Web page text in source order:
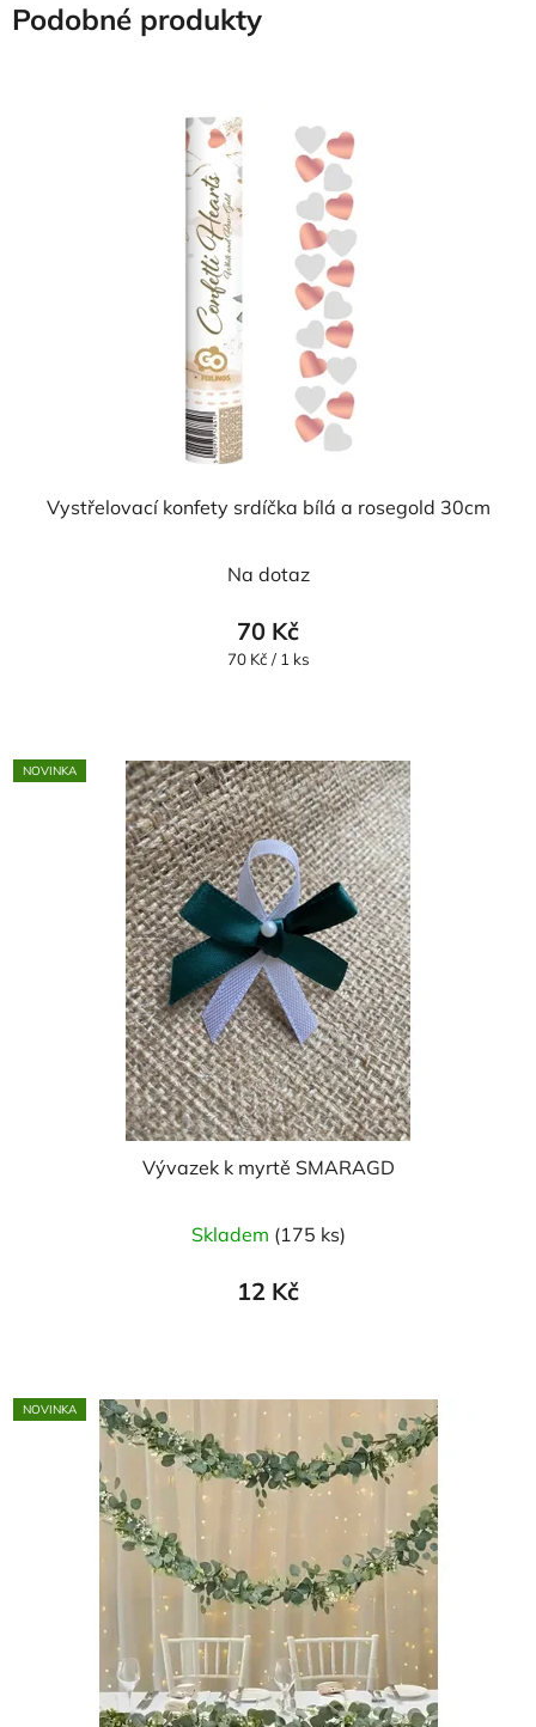
Podobné produkty
Vystřelovací konfety srdíčka bílá a rosegold 30cm
Na dotaz
70 Kč
Měrná
70 Kč / 1 ks
NOVINKA
Vývazek k myrtě SMARAGD
Skladem (175 ks)
12 Kč
NOVINKA